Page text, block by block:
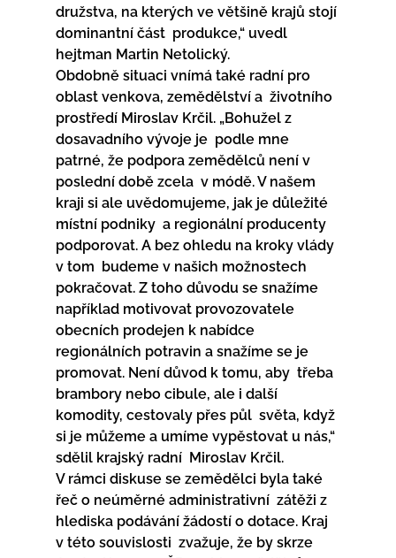
družstva, na kterých ve většině krajů stojí
dominantní část  produkce,“ uvedl
hejtman Martin Netolický.
Obdobně situaci vnímá také radní pro
oblast venkova, zemědělství a  životního
prostředí Miroslav Krčil. „Bohužel z
dosavadního vývoje je  podle mne
patrné, že podpora zemědělců není v
poslední době zcela  v módě. V našem
kraji si ale uvědomujeme, jak je důležité
místní podniky  a regionální producenty
podporovat. A bez ohledu na kroky vlády
v tom  budeme v našich možnostech
pokračovat. Z toho důvodu se snažíme
například motivovat provozovatele
obecních prodejen k nabídce
regionálních potravin a snažíme se je
promovat. Není důvod k tomu, aby  třeba
brambory nebo cibule, ale i další
komodity, cestovaly přes půl  světa, když
si je můžeme a umíme vypěstovat u nás,“
sdělil krajský radní  Miroslav Krčil.
V rámci diskuse se zemědělci byla také
řeč o neúměrné administrativní  zátěži z
hlediska podávání žádostí o dotace. Kraj
v této souvislosti  zvažuje, že by skrze